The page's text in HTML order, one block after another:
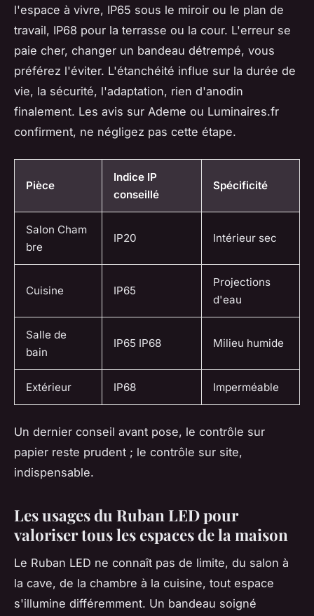
l'espace à vivre, IP65 sous le miroir ou le plan de
travail, IP68 pour la terrasse ou la cour. L'erreur se
paie cher, changer un bandeau détrempé, vous
préférez l'éviter. L'étanchéité influe sur la durée de
vie, la sécurité, l'adaptation, rien d'anodin
finalement. Les avis sur Ademe ou Luminaires.fr
confirment, ne négligez pas cette étape.
Pièce
Indice IP
conseillé
Spécificité
Salon Cham
bre
IP20 Intérieur sec
Cuisine IP65
Projections
d'eau
Salle de
bain
IP65 IP68 Milieu humide
Extérieur IP68 Imperméable
Un dernier conseil avant pose, le contrôle sur
papier reste prudent ; le contrôle sur site,
indispensable.
Les usages du Ruban LED pour
valoriser tous les espaces de la maison
Le Ruban LED ne connaît pas de limite, du salon à
la cave, de la chambre à la cuisine, tout espace
s'illumine différemment. Un bandeau soigné